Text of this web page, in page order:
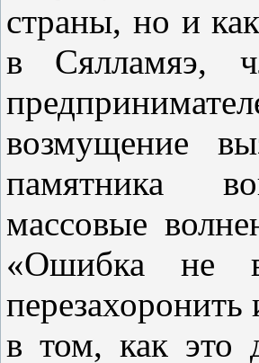
страны, но и
в Сялламяэ,
возмущение
памятника
массовые
«Ошибка не
в том, как это